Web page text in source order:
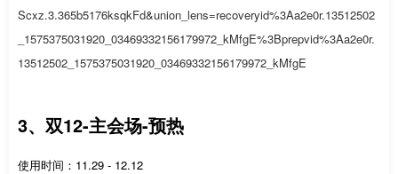
Scxz.3.365b5176ksqkFd&union_lens=recoveryid%3Aa2e0r.13512502
_1575375031920_03469332156179972_kMfgE%3Bprepvid%3Aa2e0r.
13512502_1575375031920_03469332156179972_kMfgE
3、双12-主会场-预热
使用时间：11.29 - 12.12